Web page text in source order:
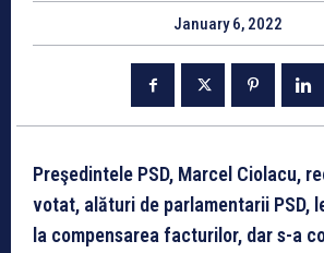
January 6, 2022
Preşedintele PSD, Marcel Ciolacu,
votat, alături de parlamentarii PSD,
la compensarea facturilor, dar s-a